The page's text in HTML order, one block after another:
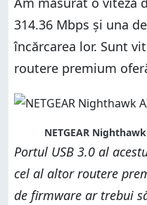
314.36 Mbps și una
încărcarea lor. Sunt
routere premium
NETGEAR
Portul USB 3.0 al
cel al altor routere
de firmware ar trebui